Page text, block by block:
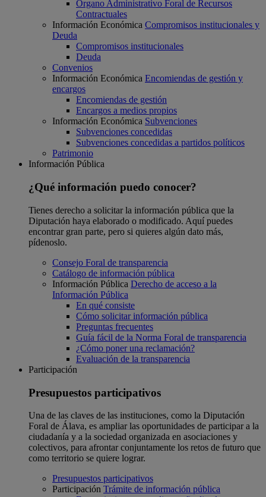
Órgano Administrativo Foral de Recursos
Contractuales
Información Económica Compromisos institucionales y
Deuda
Compromisos institucionales
Deuda
Convenios
Información Económica Encomiendas de gestión y
encargos
Encomiendas de gestión
Encargos a medios propios
Información Económica Subvenciones
Subvenciones concedidas
Subvenciones concedidas a partidos políticos
Patrimonio
Información Pública
¿Qué información puedo conocer?
Tienes derecho a solicitar la información pública que la
Diputación haya elaborado o modificado. Aquí puedes
encontrar gran parte, pero si quieres algún dato más,
pídenoslo.
Consejo Foral de transparencia
Catálogo de información pública
Información Pública Derecho de acceso a la
Información Pública
En qué consiste
Cómo solicitar información pública
Preguntas frecuentes
Guía fácil de la Norma Foral de transparencia
¿Cómo poner una reclamación?
Evaluación de la transparencia
Participación
Presupuestos participativos
Una de las claves de las instituciones, como la Diputación
Foral de Álava, es ampliar las oportunidades de participar a la
ciudadanía y a la sociedad organizada en asociaciones y
colectivos, para afrontar conjuntamente los retos de futuro que
como territorio se quiere lograr.
Presupuestos participativos
Participación Trámite de información pública